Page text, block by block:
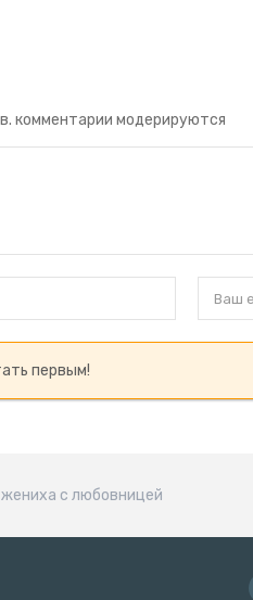
комментарии модерируются
первым!
с любовницей